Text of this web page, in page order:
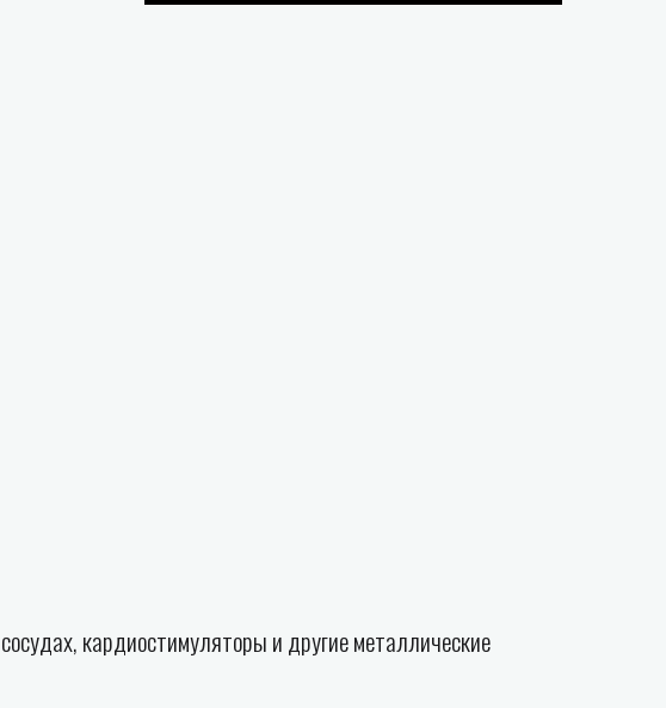
кардиостимуляторы и другие металлические